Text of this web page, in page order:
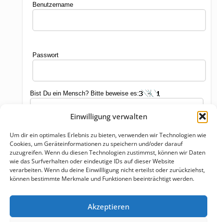
Einwilligung verwalten
Um dir ein optimales Erlebnis zu bieten, verwenden wir Technologien wie
Cookies, um Geräteinformationen zu speichern und/oder darauf
zuzugreifen. Wenn du diesen Technologien zustimmst, können wir Daten
wie das Surfverhalten oder eindeutige IDs auf dieser Website
verarbeiten. Wenn du deine Einwillligung nicht erteilst oder zurückziehst,
können bestimmte Merkmale und Funktionen beeinträchtigt werden.
Akzeptieren
Benutzername
Passwort
Bist Du ein Mensch? Bitte beweise es: